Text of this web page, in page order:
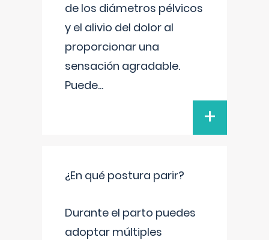
de los diámetros pélvicos
y el alivio del dolor al
proporcionar una
sensación agradable.
Puede...
+
¿En qué postura parir?
Durante el parto puedes
adoptar múltiples